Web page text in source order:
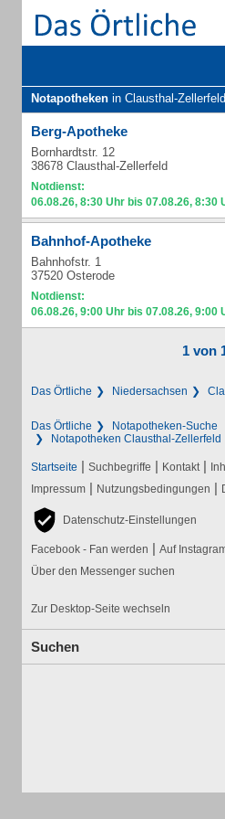
Notapotheken in Clausthal-Zellerfeld
Berg-Apotheke
Bornhardtstr. 12
38678 Clausthal-Zellerfeld
Notdienst:
06.08.26, 8:30 Uhr bis 07.08.26, 8:30
Bahnhof-Apotheke
Bahnhofstr. 1
37520 Osterode
Notdienst:
06.08.26, 9:00 Uhr bis 07.08.26, 9:00
1 von
Das Örtliche Niedersachsen
Das Örtliche
Notapotheken-Suche
Notapotheken Clausthal-Zellerfeld
Startseite | Suchbegriffe | Kontakt |
Impressum | Nutzungsbedingungen |
Datenschutz-Einstellungen
Facebook - Fan werden | Auf
Über den Messenger suchen
Zur Desktop-Seite wechseln
Suchen